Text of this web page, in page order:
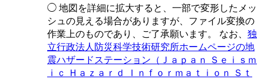
◯ 地図を詳細に拡大すると、一部で変形したメッ
シュの見える場合がありますが、ファイル変換の
作業上のものであり、ご了承願います。 なお、 独
立行政法人防災科学技術研究所ホームページの地
震ハザードステーション（Ｊａｐａｎ Ｓｅｉｓｍ
ｉｃ Ｈａｚａｒｄ Ｉｎｆｏｒｍａｔｉｏｎ Ｓｔ